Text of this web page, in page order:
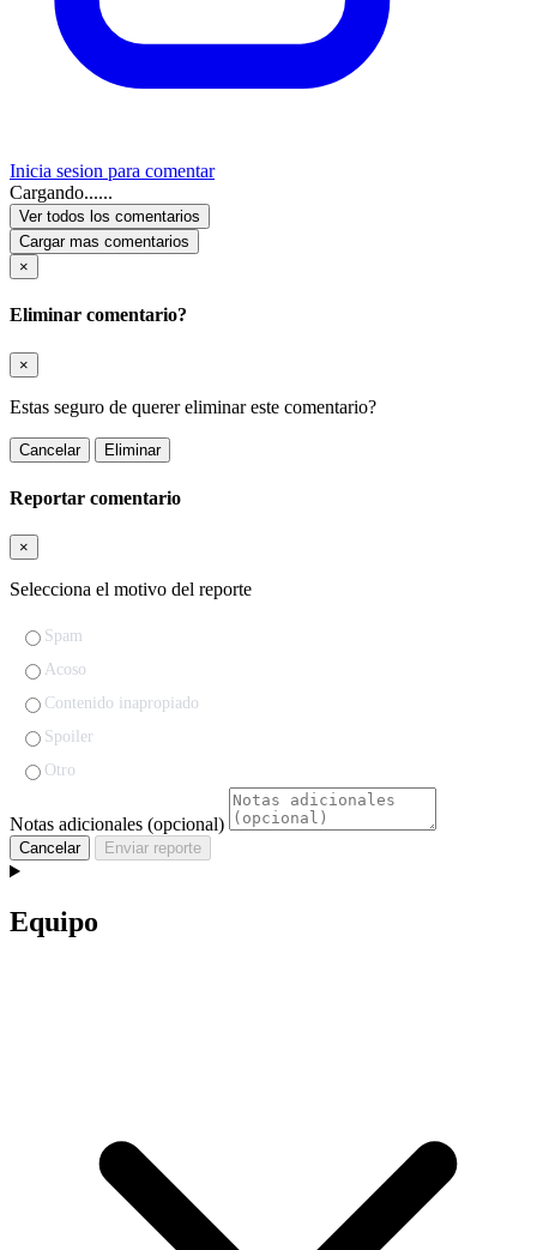
Inicia sesion para comentar
Cargando......
Ver todos los comentarios
Cargar mas comentarios
×
Eliminar comentario?
×
Estas seguro de querer eliminar este comentario?
Cancelar Eliminar
Reportar comentario
×
Selecciona el motivo del reporte
Spam
Acoso
Contenido inapropiado
Spoiler
Otro
Notas adicionales (opcional)
Cancelar Enviar reporte
Equipo